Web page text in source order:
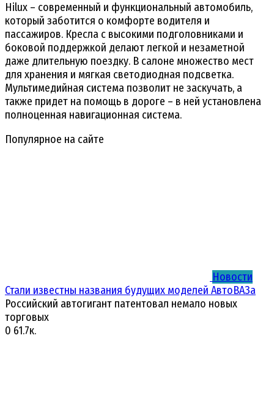
Hilux – современный и функциональный автомобиль,
который заботится о комфорте водителя и
пассажиров. Кресла с высокими подголовниками и
боковой поддержкой делают легкой и незаметной
даже длительную поездку. В салоне множество мест
для хранения и мягкая светодиодная подсветка.
Мультимедийная система позволит не заскучать, а
также придет на помощь в дороге – в ней установлена
полноценная навигационная система.
Популярное на сайте
Новости
Стали известны названия будущих моделей АвтоВАЗа
Российский автогигант патентовал немало новых
торговых
0 61.7к.